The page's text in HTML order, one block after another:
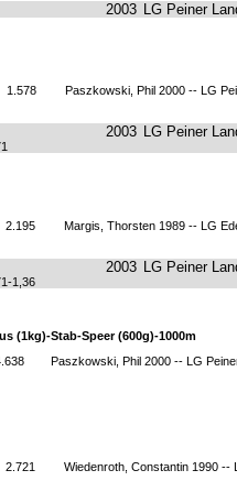
2003 LG Peiner
1.578 Paszkowski, Phil 2000 -- LG
2003 LG Peiner
2.195 Margis, Thorsten 1989 -- LG
2003 LG Peiner
1,36
(1kg)-Stab-Speer (600g)-1000m
Paszkowski, Phil 2000 -- LG
2.721 Wiedenroth, Constantin 1990 --